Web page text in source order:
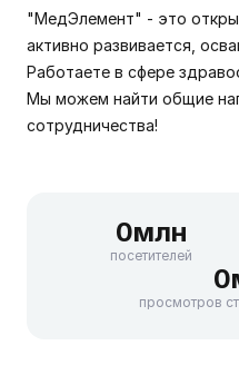
"МедЭлемент" - это
активно развивается,
Работаете в сфере
Мы можем найти общие
сотрудничества!
0млн
посетителей
0
просмотров